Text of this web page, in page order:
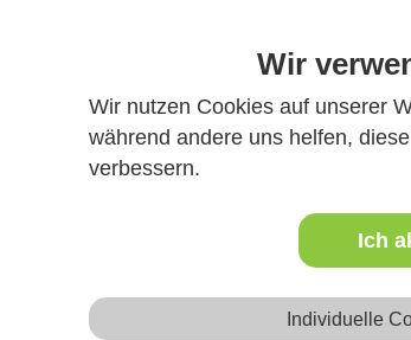
Wir
Wir nutzen Cookies auf unserer
während andere uns helfen,
verbessern.
Ich
Individuelle
Aktuelle